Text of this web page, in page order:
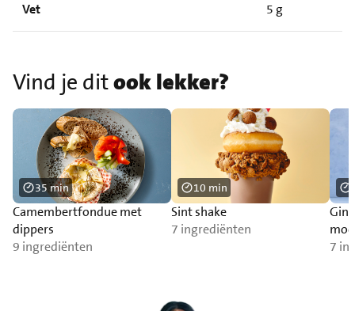
Vet 5 g
Vind je ditook lekker?
Camembertfondue met
dippers
9 ingrediënten
35 min
Sint shake
7 ingrediënten
10 min
7